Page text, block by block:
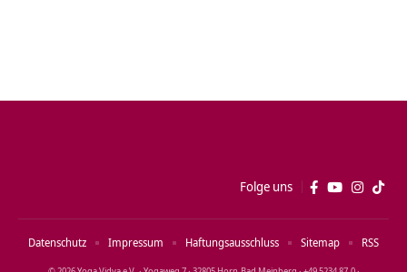
Folge uns
Datenschutz Impressum Haftungsausschluss Sitemap RSS